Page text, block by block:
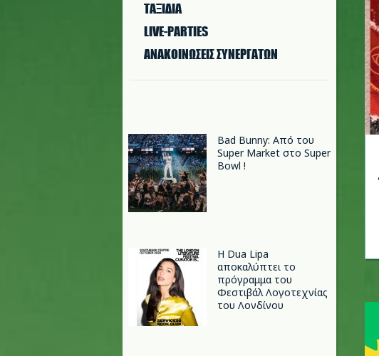
ΤΑΞΙΔΙΑ
LIVE-PARTIES
ΑΝΑΚΟΙΝΩΣΕΙΣ ΣΥΝΕΡΓΑΤΩΝ
Bad Bunny: Από του
Super Market στο Super
Bowl !
Η Dua Lipa
αποκαλύπτει το
πρόγραμμα του
Φεστιβάλ Λογοτεχνίας
του Λονδίνου